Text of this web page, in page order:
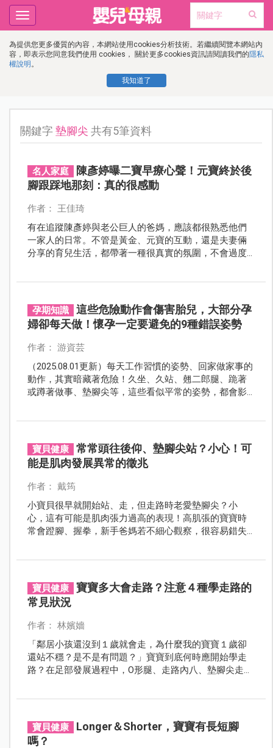
為提供您更多優質的內容，本網站使用cookies分析技術。若繼續閱覽本網站內
容，即表示您同意我們使用 cookies， 關於更多cookies資訊請閱讀我們的隱私
權說明 。
我知道了
Toggle
navigation
關鍵字墊腳尖 共有5筆資料
名人家庭
陳彥婷曝二寶早療心聲！元寶終於後
腳跟踩地那刻：真的很感動
作者： 王佳琦
有在追蹤陳彥婷與老公巨人的爸媽，應該都很熟悉他們
一家人的日常。不管是黃金、元寶的互動，還是夫妻倆
分享的育兒生活，都帶著一種很真實的氛圍，不會過度
孕期知識
這些危險動作會傷害胎兒，大部分孕
婦卻每天做！懷孕一定要避免的9種錯誤姿勢
作者： 游資芸
（2025.08.01更新）每天工作習慣的姿勢、回家做家事的
動作，其實暗藏著危險！久坐、久站、翹二郎腿、跪著
或蹲著做事、墊腳尖等，這些看似平常的姿勢，都會影
寶貝健康
常常頭往後仰、墊腳尖站？小心！可
能是肌肉發展異常的徵兆
作者： 戴筠
小寶貝很早就開始站、走，但走路時老愛墊腳尖？小
心，這有可能是肌肉張力過高的表現！高肌張的寶寶時
常會蹬腳、握拳，新手爸媽若不細心觀察，很容易錯失
寶貝健康
寶寶多大會走路？注意４種學走路的
常見狀況
作者： 林嬪嬙
「鄰居小孩還沒到１歲就會走，為什麼我的寶寶１歲卻
還站不穩？是不是有問題？」寶寶到底何時應開始學走
路？在足部發展過程中，O形腿、走路內八、墊腳尖走路
寶貝健康
Longer＆Shorter，寶寶有長短腳
嗎？